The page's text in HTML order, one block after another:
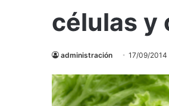
células y
administración 17/09/2014